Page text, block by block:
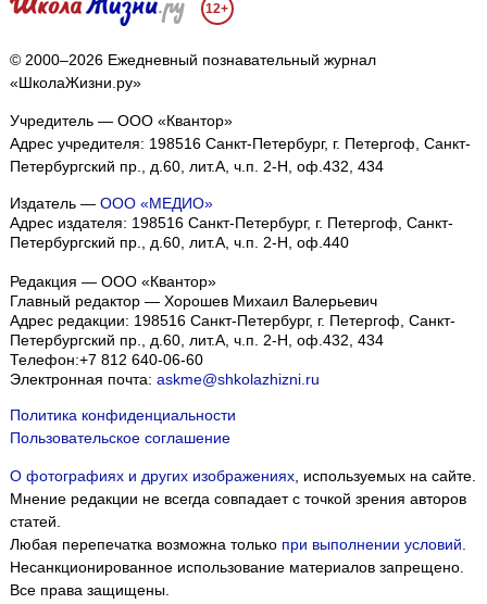
12+
© 2000–2026 Ежедневный познавательный журнал
«ШколаЖизни.ру»
Учредитель — ООО «Квантор»
Адрес учредителя: 198516 Санкт-Петербург, г. Петергоф, Санкт-
Петербургский пр., д.60, лит.А, ч.п. 2-Н, оф.432, 434
Издатель — ООО «МЕДИО»
Адрес издателя: 198516 Санкт-Петербург, г. Петергоф, Санкт-
Петербургский пр., д.60, лит.А, ч.п. 2-Н, оф.440
Редакция — ООО «Квантор»
Главный редактор — Хорошев Михаил Валерьевич
Адрес редакции: 198516 Санкт-Петербург, г. Петергоф, Санкт-
Петербургский пр., д.60, лит.А, ч.п. 2-Н, оф.432, 434
Телефон:+7 812 640-06-60
Электронная почта: askme@shkolazhizni.ru
Политика конфиденциальности
Пользовательское соглашение
О фотографиях и других изображениях, используемых на сайте.
Мнение редакции не всегда совпадает с точкой зрения авторов
статей.
Любая перепечатка возможна только при выполнении условий.
Несанкционированное использование материалов запрещено.
Все права защищены.